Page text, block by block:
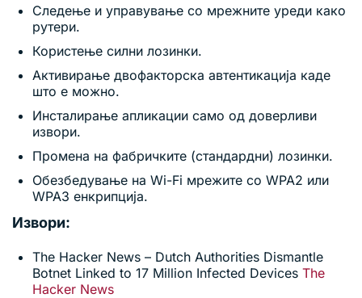
Следење и управување со мрежните уреди како
рутери.
Користење силни лозинки.
Активирање двофакторска автентикација каде
што е можно.
Инсталирање апликации само од доверливи
извори.
Промена на фабричките (стандардни) лозинки.
Обезбедување на Wi-Fi мрежите со WPA2 или
WPA3 енкрипција.
Извори:
The Hacker News – Dutch Authorities Dismantle
Botnet Linked to 17 Million Infected Devices The
Hacker News